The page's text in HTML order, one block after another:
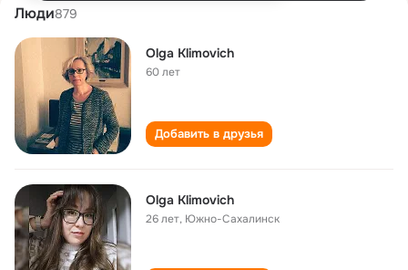
Люди879
Olga Klimovich
60 лет
Добавить в друзья
Olga Klimovich
26 лет, Южно-Сахалинск